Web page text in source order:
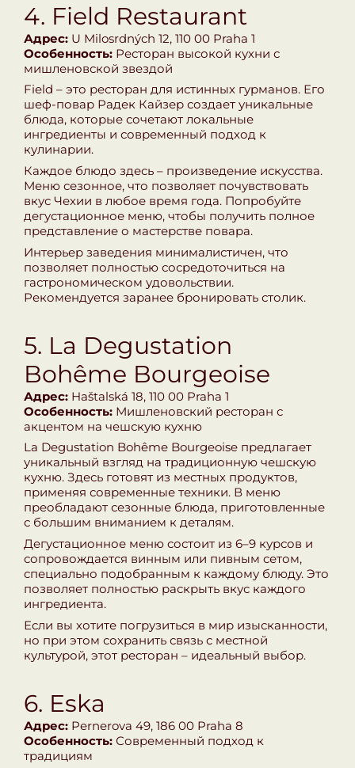
4. Field Restaurant
Адрес: U Milosrdných 12, 110 00 Praha 1
Особенность: Ресторан высокой кухни с
мишленовской звездой
Field – это ресторан для истинных гурманов. Его
шеф-повар Радек Кайзер создает уникальные
блюда, которые сочетают локальные
ингредиенты и современный подход к
кулинарии.
Каждое блюдо здесь – произведение искусства.
Меню сезонное, что позволяет почувствовать
вкус Чехии в любое время года. Попробуйте
дегустационное меню, чтобы получить полное
представление о мастерстве повара.
Интерьер заведения минималистичен, что
позволяет полностью сосредоточиться на
гастрономическом удовольствии.
Рекомендуется заранее бронировать столик.
5. La Degustation
Bohême Bourgeoise
Адрес: Haštalská 18, 110 00 Praha 1
Особенность: Мишленовский ресторан с
акцентом на чешскую кухню
La Degustation Bohême Bourgeoise предлагает
уникальный взгляд на традиционную чешскую
кухню. Здесь готовят из местных продуктов,
применяя современные техники. В меню
преобладают сезонные блюда, приготовленные
с большим вниманием к деталям.
Дегустационное меню состоит из 6–9 курсов и
сопровождается винным или пивным сетом,
специально подобранным к каждому блюду. Это
позволяет полностью раскрыть вкус каждого
ингредиента.
Если вы хотите погрузиться в мир изысканности,
но при этом сохранить связь с местной
культурой, этот ресторан – идеальный выбор.
6. Eska
Адрес: Pernerova 49, 186 00 Praha 8
Особенность: Современный подход к
традициям